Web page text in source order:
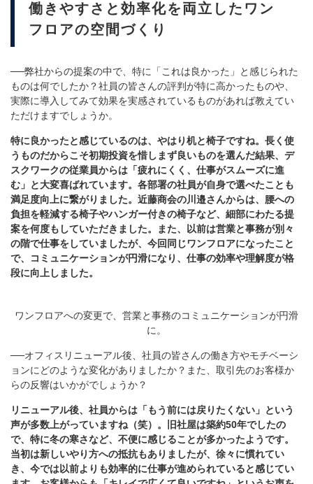
働きやすさと効率化を両立したワン
フロアの空間づくり
──弊社からの提案の中で、特に「これは良かった」と感じられた
ものは何でしたか？社員の皆さんの評判が特に高かったものや、
実際に導入してみて効果を実感されているものがあれば教えてい
ただけますでしょうか。
特に良かったと感じているのは、やはり机と椅子ですね。長く使
うものだからこそ初期投資を惜しまず良いものを選んだ結果、デ
スクワークの従業員からは「疲れにくく、仕事がスムーズに進
む」と大変喜ばれています。各部署の社員が自身で選べたことも
満足度向上に繋がりました。近藤商会の川邉さんからは、腰への
負担を軽減する椅子やハンガー付きの椅子など、細部にわたる提
案を何度もしていただきました。また、以前は営業と事務が別々
の階で仕事をしていましたが、今回同じワンフロアになったこと
で、コミュニケーションが円滑になり、仕事の効率や理解度が格
段に向上しました。
ワンフロアへの変更で、営業と事務のコミュニケーションが円滑
に。
──オフィスリニューアル後、社員の皆さんの働き方やモチベーシ
ョンにどのような変化がありましたか？また、取引先のお客様か
らの反響はいかがでしょうか？
リニューアル後、社員からは「もう前には戻りたくない」という
声が多数上がっていますね（笑）。旧社屋は築約50年でしたの
で、特に冬の寒さなど、不便に感じることが多かったようです。
当初は新しいやり方への抵抗もありましたが、徐々に慣れてい
き、今では以前よりも効率的に仕事が進められていると感じてい